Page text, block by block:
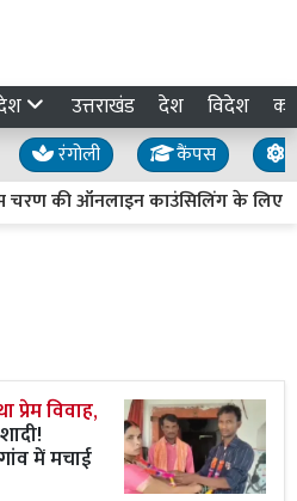
उत्तराखंड देश विदेश
रंगोली कैंपस
चरण की ऑनलाइन काउंसिलिंग के लिए
विवाह,
में मचाई